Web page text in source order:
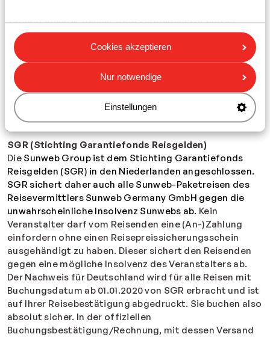
Cookies akzeptieren
Nur notwendige
Einstellungen
Verkauf unserer Reisen Geld verdienen. Wir bieten
unseren Partnern attraktive Kommissionen. Sunweb.de
ist an das Affiliate Netzwerk von Tradetracker
angeschlossen und bietet verschiedene Möglichkeiten
für Partner, z. B. Xml-feeds oder Bildbanner.
können Sie sich registrieren. Haben Sie noch Fragen?
Dann senden Sie eine E-Mail an:
SGR und DRV
SGR (Stichting Garantiefonds Reisgelden)
Die Sunweb Group ist dem Stichting Garantiefonds
Reisgelden (SGR) in den Niederlanden angeschlossen.
SGR sichert daher auch alle Sunweb-Paketreisen des
Reisevermittlers Sunweb Germany GmbH gegen die
unwahrscheinliche Insolvenz Sunwebs ab. Kein
Veranstalter darf vom Reisenden eine (An-)Zahlung
einfordern ohne einen Reisepreissicherungsschein
ausgehändigt zu haben. Dieser sichert den Reisenden
gegen eine mögliche Insolvenz des Veranstalters ab.
Der Nachweis für Deutschland wird für alle Reisen mit
Buchungsdatum ab 01.01.2020 von SGR erbracht und ist
auf Ihrer Reisebestätigung abgedruckt. Sie buchen also
absolut sicher. In der offiziellen
Buchungsbestätigung/Rechnung, mit dessen Versand